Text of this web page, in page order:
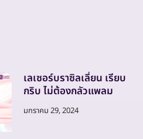
เลเซอร์บราซิลเลี่ยน เรียบ
กริบ ไม่ต้องกลัวแพลม
มกราคม 29, 2024